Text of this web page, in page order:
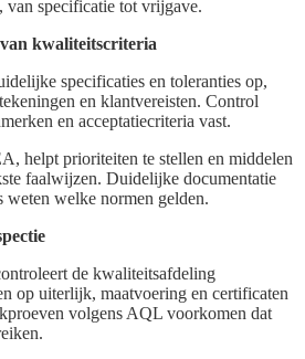
van specificatie tot vrijgave.
kwaliteitscriteria
specificaties en toleranties op,
en klantvereisten. Control
en acceptatiecriteria vast.
helpt prioriteiten te stellen en middelen
faalwijzen. Duidelijke documentatie
weten welke normen gelden.
de kwaliteitsafdeling
op uiterlijk, maatvoering en certificaten
volgens AQL voorkomen dat